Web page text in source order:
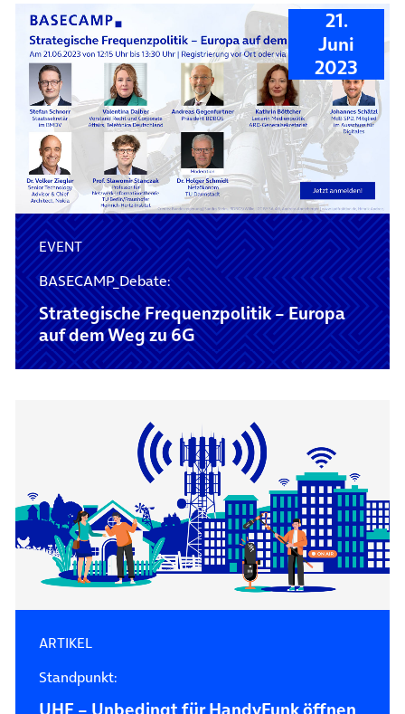
21.
Juni
2023
EVENT
BASECAMP_Debate:
Strategische Frequenzpolitik – Europa
auf dem Weg zu 6G
ARTIKEL
Standpunkt: